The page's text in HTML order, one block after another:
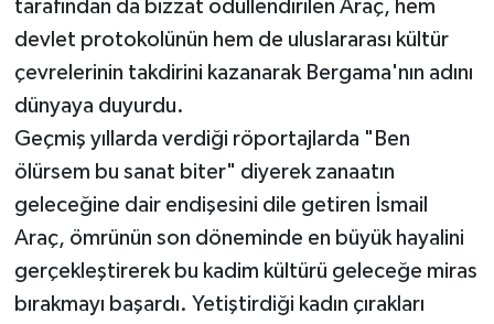
tarafından da bizzat ödüllendirilen Araç, hem
devlet protokolünün hem de uluslararası kültür
çevrelerinin takdirini kazanarak Bergama'nın adını
dünyaya duyurdu.
Geçmiş yıllarda verdiği röportajlarda "Ben
ölürsem bu sanat biter" diyerek zanaatın
geleceğine dair endişesini dile getiren İsmail
Araç, ömrünün son döneminde en büyük hayalini
gerçekleştirerek bu kadim kültürü geleceğe miras
bırakmayı başardı. Yetiştirdiği kadın çırakları